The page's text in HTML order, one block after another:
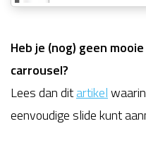
Heb je (nog) geen
carrousel?
Lees dan ditartikel
eenvoudige slide kunt